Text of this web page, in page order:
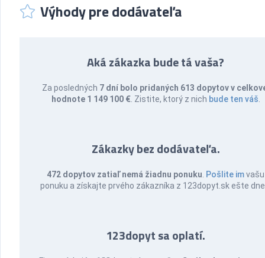
Výhody pre dodávateľa
Aká zákazka bude tá vaša?
Za posledných 7 dní bolo pridaných 613 dopytov v
hodnote 1 149 100 € . Zistite, ktorý z nich bude ten váš
Zákazky bez dodávateľa.
472 dopytov zatiaľ nemá žiadnu ponuku Pošlite imvašu
ponuku a získajte prvého zákazníka z 123dopyt.sk ešte
123dopyt sa oplatí.